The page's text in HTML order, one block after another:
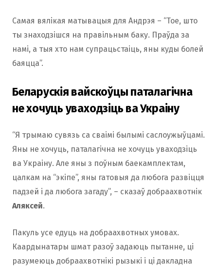
Самая вялікая матывацыя для Андрэя – “Тое, што
ты знаходзішся на правільным баку. Праўда за
намі, а тыя хто нам супрацьстаіць, яны куды болей
баяцца”.
Беларускія вайскоўцы паталагічна
не хочуць уваходзіць ва Украіну
“Я трымаю сувязь са сваімі былымі саслоужыўцамі.
Яны не хочуць, паталагічна не хочуць уваходзіць
ва Украіну. Але яны з поўным баекамплектам,
цалкам на “экіпе”, яны гатовыя да любога развіцця
падзей і да любога загаду”, – сказаў добраахвотнік
Аляксей.
Пакуль усе едуць на добраахвотных умовах.
Каардынатары шмат разоў задаюць пытанне, ці
разумеюць добраахвотнікі рызыкі і ці дакладна